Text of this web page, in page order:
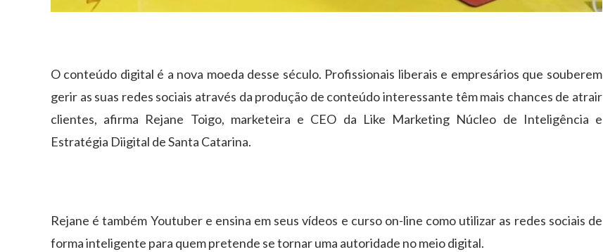
O conteúdo digital é a nova moeda desse século. Profissionais liberais e empresários que souberem
gerir as suas redes sociais através da produção de conteúdo interessante têm mais chances de atrair
clientes, afirma Rejane Toigo, marketeira e CEO da Like Marketing Núcleo de Inteligência e
Estratégia Diigital de Santa Catarina.
Rejane é também Youtuber e ensina em seus vídeos e curso on-line como utilizar as redes sociais de
forma inteligente para quem pretende se tornar uma autoridade no meio digital.